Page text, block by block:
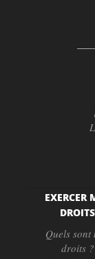
EXERCER
DROITS
Quels sont
droits ?